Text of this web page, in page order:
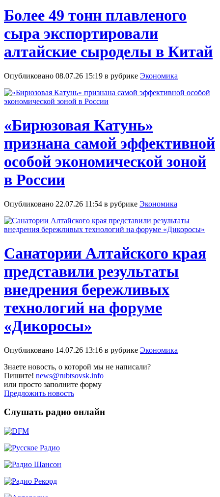
Более 49 тонн плавленого
сыра экспортировали
алтайские сыроделы в Китай
Опубликовано 08.07.26 15:19 в рубрике Экономика
«Бирюзовая Катунь»
признана самой эффективной
особой экономической зоной
в России
Опубликовано 22.07.26 11:54 в рубрике Экономика
Санатории Алтайского края
представили результаты
внедрения бережливых
технологий на форуме
«Дикоросы»
Опубликовано 14.07.26 13:16 в рубрике Экономика
Знаете новость, о которой мы не написали?
Пишите! news@rubtsovsk.info
или просто заполните форму
Предложить новость
Слушать радио онлайн